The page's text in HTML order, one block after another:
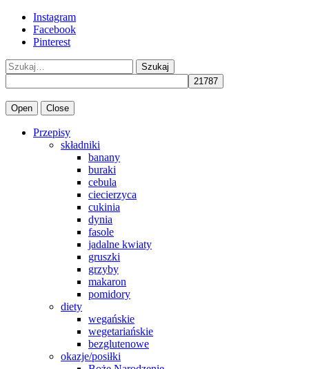
Instagram
Facebook
Pinterest
Szukaj
Open Close
Przepisy
składniki
banany
buraki
cebula
ciecierzyca
cukinia
dynia
fasole
jadalne kwiaty
gruszki
grzyby
makaron
pomidory
diety
wegańskie
wegetariańskie
bezglutenowe
okazje/posiłki